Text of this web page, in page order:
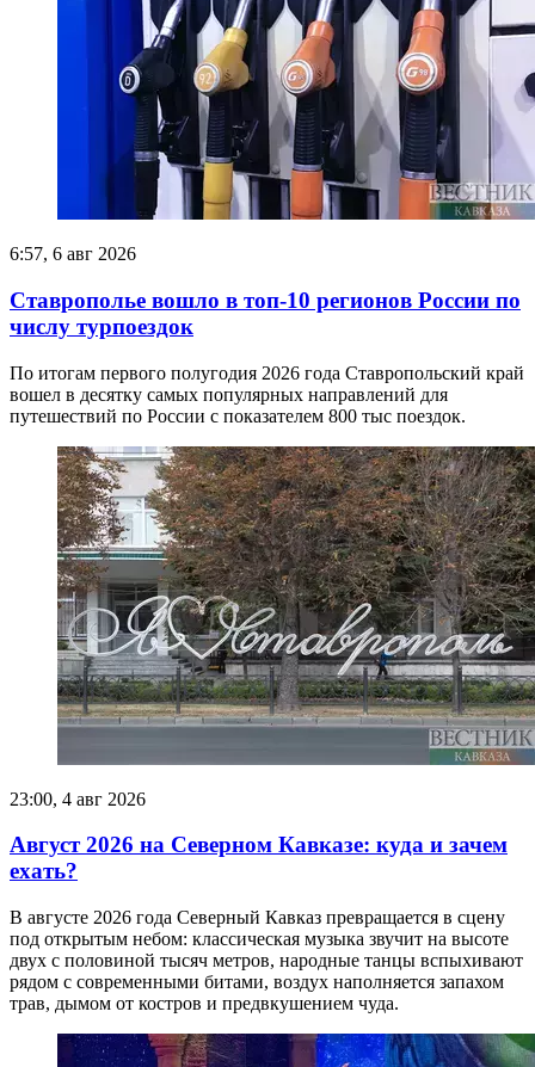
6:57, 6 авг 2026
Ставрополье вошло в топ-10 регионов России по
числу турпоездок
​По итогам первого полугодия 2026 года Ставропольский край
вошел в десятку самых популярных направлений для
путешествий по России с показателем 800 тыс поездок.
23:00, 4 авг 2026
Август 2026 на Северном Кавказе: куда и зачем
ехать?
В августе 2026 года Северный Кавказ превращается в сцену
под открытым небом: классическая музыка звучит на высоте
двух с половиной тысяч метров, народные танцы вспыхивают
рядом с современными битами, воздух наполняется запахом
трав, дымом от костров и предвкушением чуда.